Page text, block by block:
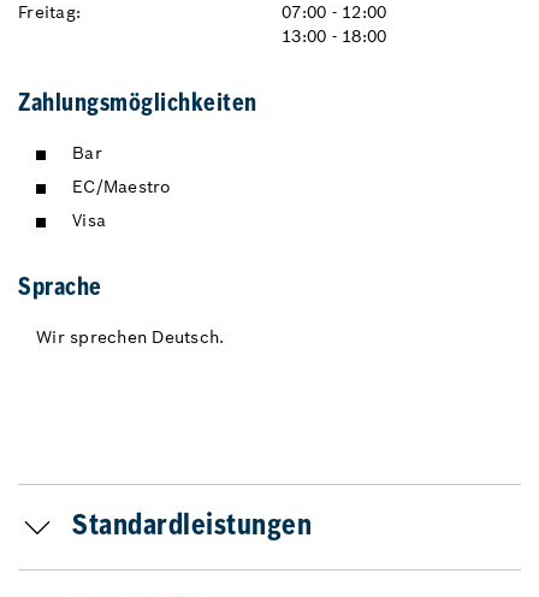
Freitag:
07:00 - 12:00
13:00 - 18:00
Zahlungsmöglichkeiten
Bar
EC/Maestro
Visa
Sprache
Wir sprechen Deutsch.
Standardleistungen